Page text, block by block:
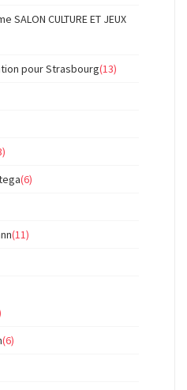
SALON CULTURE ET JEUX
pour Strasbourg(13)
(6)
(11)
(6)